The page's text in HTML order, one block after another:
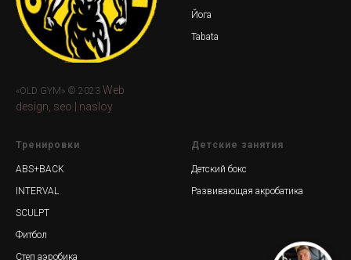
«OLD GYM» © 2023 Web
design, seo | nasloy
Йога
Tabata
Тренировки
ABS+BACK
INTERVAL
SCULPT
Фитбол
Степ аэробика
Детские занятия
Детский бокс
Развивающая акробатика